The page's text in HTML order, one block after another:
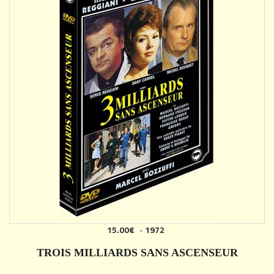
15.00€ -1972
TROIS MILLIARDS SANS ASCENSEUR